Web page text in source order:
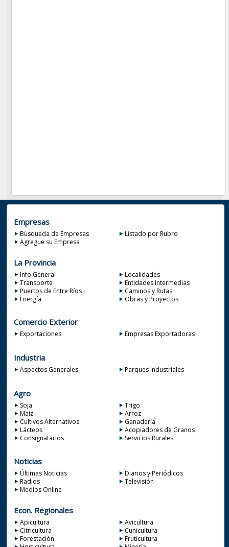
Empresas
Búsqueda de Empresas
Listado por Rubro
Agregue su Empresa
La Provincia
Info General
Localidades
Transporte
Entidades Intermedias
Puertos de Entre Ríos
Caminos y Rutas
Energía
Obras y Proyectos
Comercio Exterior
Exportaciones Empresas Exportadoras
Industria
Aspectos Generales Parques Industriales
Agro
Soja
Trigo
Maiz
Arroz
Cultivos Alternativos
Ganadería
Lácteos
Acopiadores de Granos
Consignatarios
Servicios Rurales
Noticias
Últimas Noticias
Diarios y Periódicos
Radios
Televisión
Medios Online
Econ. Regionales
Apicultura
Avicultura
Citricultura
Cunicultura
Forestación
Fruticultura